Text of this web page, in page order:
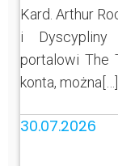
Kard. Arthur
i Dyscypliny
portalowi The
konta, można[…]
30.07.2026